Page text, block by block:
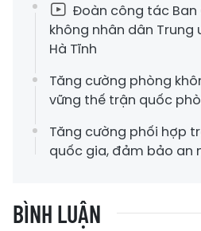
Đoàn công tác Ban
không nhân dân
Hà Tĩnh
Tăng cường phòng
vững thế trận quốc
Tăng cường phối hợp
quốc gia, đảm bảo an
BÌNH LUẬN